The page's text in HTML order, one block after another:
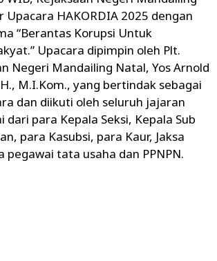
Upacara HAKORDIA 2025 dengan
“Berantas Korupsi Untuk
Upacara dipimpin oleh Plt.
Negeri Mandailing Natal, Yos Arnold
M.I.Kom., yang bertindak sebagai
dan diikuti oleh seluruh jajaran
dari para Kepala Seksi, Kepala Sub
para Kasubsi, para Kaur, Jaksa
pegawai tata usaha dan PPNPN.